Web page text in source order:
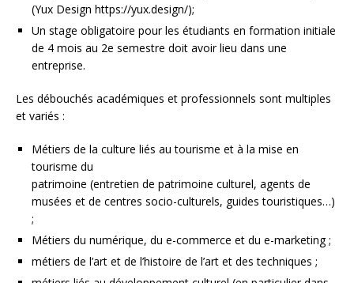
(Yux Design https://yux.design/);
Un stage obligatoire pour les étudiants en formation initiale
de 4 mois au 2e semestre doit avoir lieu dans une
entreprise.
Les débouchés académiques et professionnels sont multiples
et variés :
Métiers de la culture liés au tourisme et à la mise en
tourisme du
patrimoine (entretien de patrimoine culturel, agents de
musées et de centres socio-culturels, guides touristiques…)
;
Métiers du numérique, du e-commerce et du e-marketing ;
métiers de l’art et de l’histoire de l’art et des techniques ;